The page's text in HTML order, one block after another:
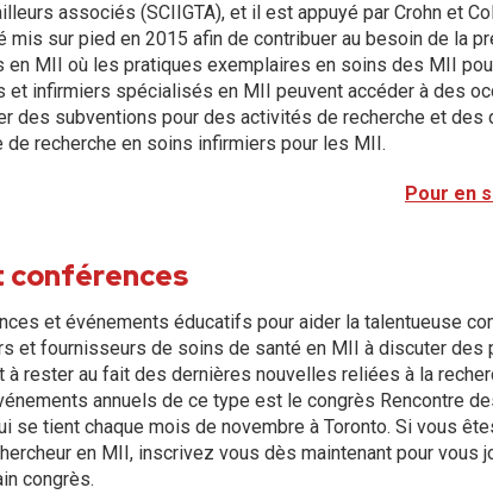
associés (SCIIGTA), et il est appuyé par Crohn et
mis sur pied en 2015 afin de contribuer au besoin de la
en MII où les pratiques exemplaires en soins des MII
et infirmiers spécialisés en MII peuvent accéder à des
des subventions pour des activités de recherche et des
de recherche en soins infirmiers pour les MII.
Pour en
conférences
et événements éducatifs pour aider la talentueuse
et fournisseurs de soins de santé en MII à discuter des
rester au fait des dernières nouvelles reliées à la
annuels de ce type est le congrès Rencontre
se tient chaque mois de novembre à Toronto. Si vous
en MII, inscrivez vous dès maintenant pour vous
congrès.